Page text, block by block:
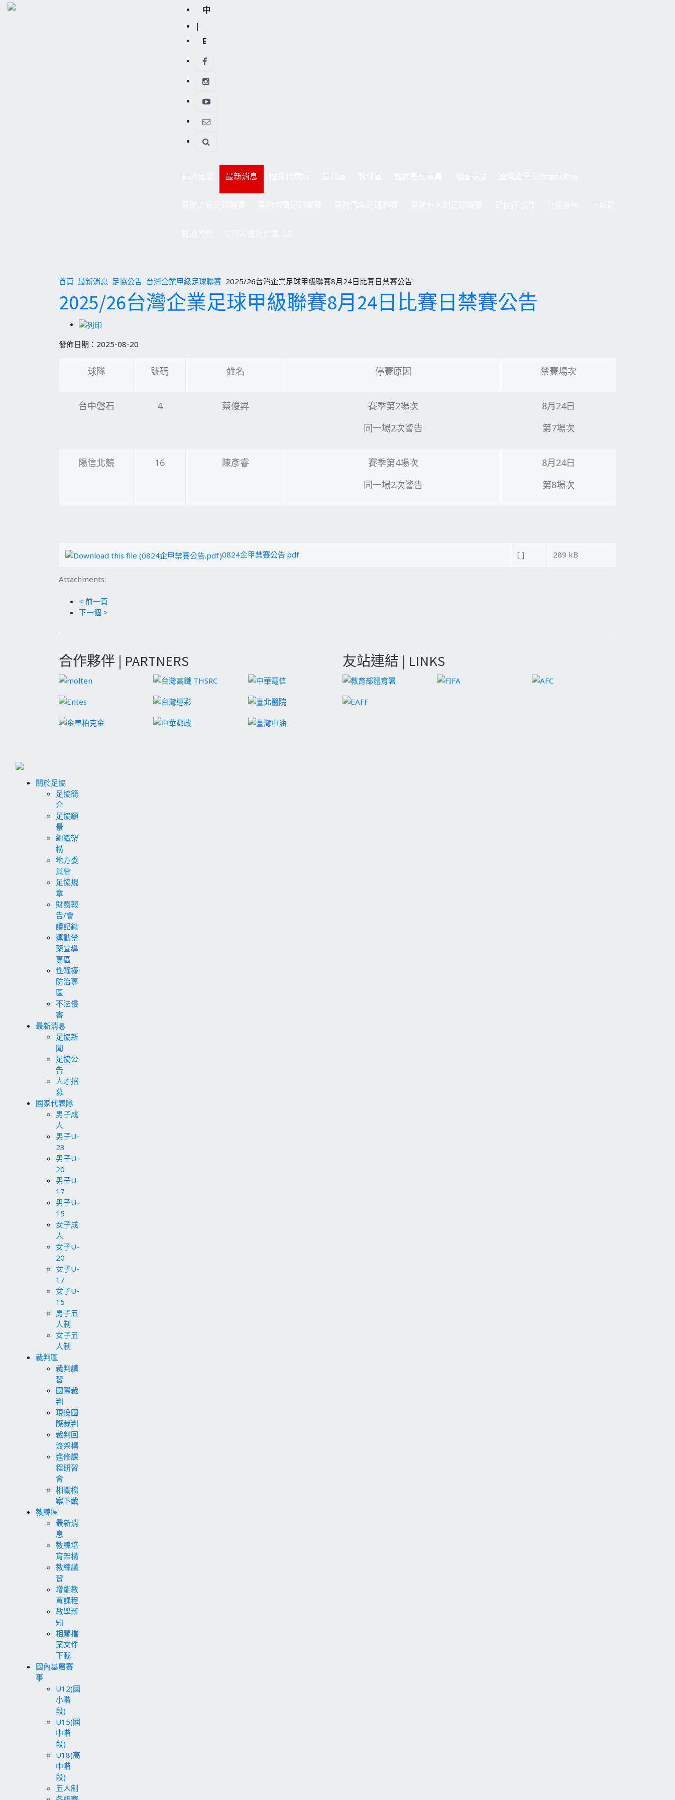
中
|
E
最新消息
首頁 最新消息 足協公告 台灣企業甲級足球聯賽 2025/26台灣企業足球甲級聯賽8月24日比賽日禁賽公告
2025/26台灣企業足球甲級聯賽8月24日比賽日禁賽公告
發佈日期：2025-08-20
球隊 號碼 姓名 停賽原因 禁賽場次
台中磐石 4 蔡俊昇
賽季第2場次
同一場2次警告
8月24日
第7場次
陽信北競 16 陳彥睿
賽季第4場次
同一場2次警告
8月24日
第8場次
Attachments:
0824企甲禁賽公告.pdf [ ] 289 kB
< 前一頁
下一個 >
合作夥伴 | PARTNERS 友站連結 | LINKS
關於足協
足協簡
介
足協願
景
組織架
構
地方委
員會
足協規
章
財務報
告/會
議記錄
運動禁
藥宣導
專區
性騷擾
防治專
區
不法侵
害
最新消息
足協新
聞
足協公
告
人才招
募
國家代表隊
男子成
人
男子U-
23
男子U-
20
男子U-
17
男子U-
15
女子成
人
女子U-
20
女子U-
17
女子U-
15
男子五
人制
女子五
人制
裁判區
裁判講
習
國際裁
判
現役國
際裁判
裁判回
流架構
進修課
程研習
會
相關檔
案下載
教練區
最新消
息
教練培
育架構
教練講
習
增能教
育課程
教學新
知
相關檔
案文件
下載
國內基層賽
事
U12(國
小階
段)
U15(國
中階
段)
U18(高
中階
段)
五人制